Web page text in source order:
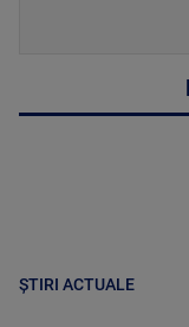
ȘTIRI ACTUALE